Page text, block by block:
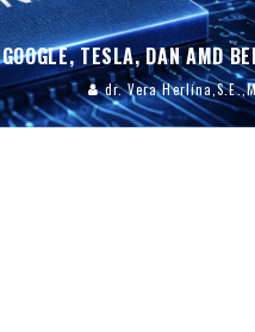
GOOGLE, TESLA, DAN AMD
dr. Vera